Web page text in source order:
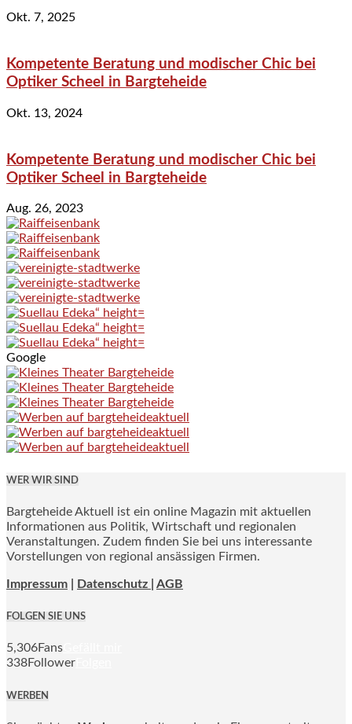
Okt. 7, 2025
Kompetente Beratung und modischer Chic bei
Optiker Scheel in Bargteheide
Okt. 13, 2024
Kompetente Beratung und modischer Chic bei
Optiker Scheel in Bargteheide
Aug. 26, 2023
Google
WER WIR SIND
Bargteheide Aktuell ist ein online Magazin mit aktuellen
Informationen aus Politik, Wirtschaft und regionalen
Veranstaltungen. Zudem finden Sie bei uns interessante
Vorstellungen von regional ansässigen Firmen.
Impressum Datenschutz | AGB
FOLGEN SIE UNS
5,306Fans
338Follower
WERBEN